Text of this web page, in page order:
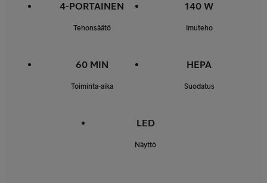
4-PORTAINEN
Tehonsäätö
140 W
Imuteho
60 MIN
Toiminta-aika
HEPA
Suodatus
LED
Näyttö